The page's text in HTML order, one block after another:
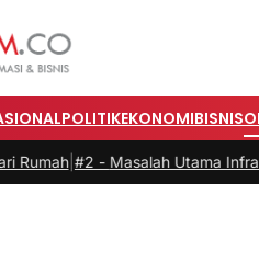
POLITIKEKONOMIBISNIS
Utama Infrastruktur